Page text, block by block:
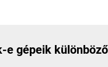
e gépeik